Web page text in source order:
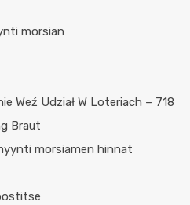
morsian
Weź Udział W Loteriach – 718
Braut
morsiamen hinnat